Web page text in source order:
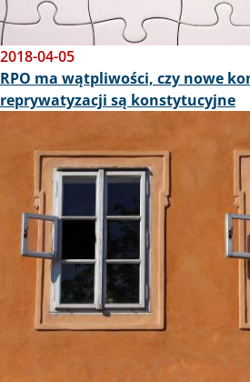
2018-04-05
RPO ma wątpliwości, czy nowe
reprywatyzacji są konstytucyjne